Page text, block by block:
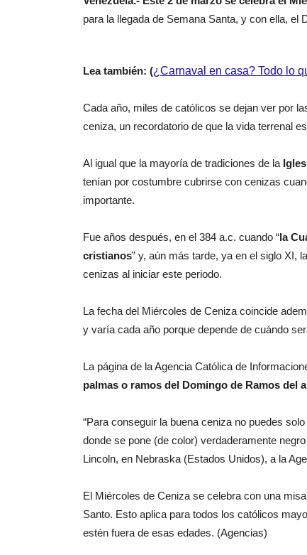
para la llegada de Semana Santa, y con ella, el
Lea también: (¿Carnaval en casa? Todo lo
Cada año, miles de católicos se dejan ver por
ceniza, un recordatorio de que la vida terrenal
Al igual que la mayoría de tradiciones de la
tenían por costumbre cubrirse con cenizas
importante.
Fue años después, en el 384 a.c. cuando “la
cristianos” y, aún más tarde, ya en el siglo XI,
cenizas al iniciar este periodo.
La fecha del Miércoles de Ceniza coincide
y varía cada año porque depende de cuándo
La página de la Agencia Católica de
palmas o ramos del Domingo de Ramos del
“Para conseguir la buena ceniza no puedes
donde se pone (de color) verdaderamente
Lincoln, en Nebraska (Estados Unidos), a la
El Miércoles de Ceniza se celebra con una
Santo. Esto aplica para todos los católicos
estén fuera de esas edades. (Agencias)